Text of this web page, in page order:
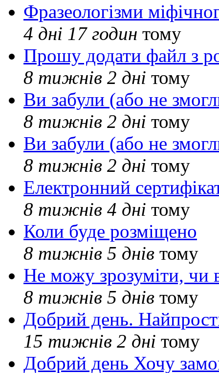
Фразеологізми
4 дні 17 годин тому
Прошу додати файл з
8 тижнів 2 дні тому
Ви забули (або не
8 тижнів 2 дні тому
Ви забули (або не
8 тижнів 2 дні тому
Електронний
8 тижнів 4 дні тому
Коли буде розміщено
8 тижнів 5 днів тому
Не можу зрозуміти, чи
8 тижнів 5 днів тому
Добрий день.
15 тижнів 2 дні тому
Добрий день Хочу